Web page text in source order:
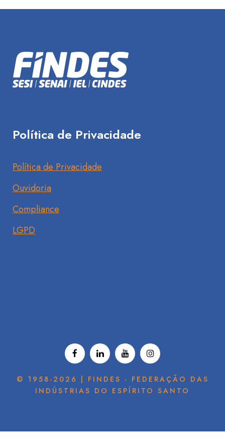
Política de Privacidade
Política de Privacidade
Ouvidoria
Compliance
LGPD
© 1958-2026 | FINDES - FEDERAÇÃO DAS
INDÚSTRIAS DO ESPÍRITO SANTO